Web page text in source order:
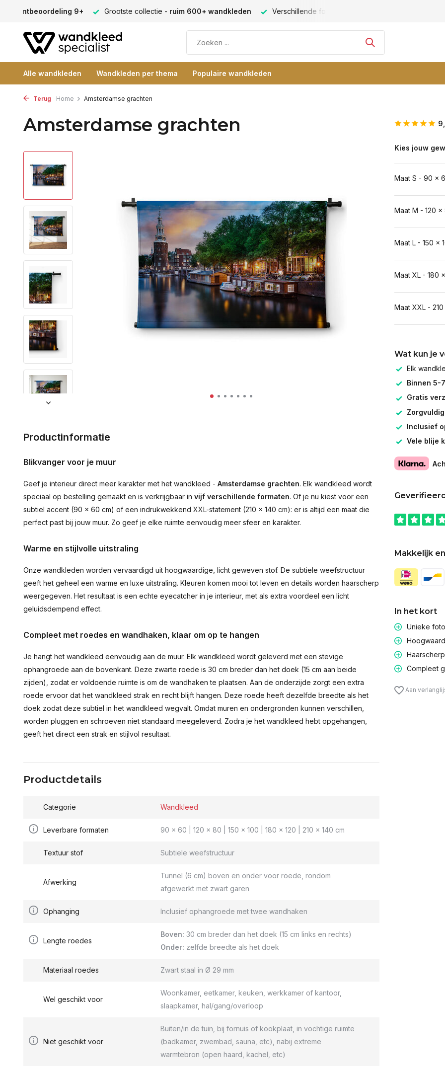
klantbeoordeling 9+ Grootste collectie - ruim 600+ wandkleden Verschillende formaten -
Alle wandkleden Wandkleden per thema Populaire wandkleden
Terug Home Amsterdamse grachten
Amsterdamse grachten
Productinformatie
Blikvanger voor je muur
Geef je interieur direct meer karakter met het wandkleed - Amsterdamse grachten. Elk wandkleed wordt
speciaal op bestelling gemaakt en is verkrijgbaar in vijf verschillende formaten. Of je nu kiest voor een
subtiel accent (90 × 60 cm) of een indrukwekkend XXL-statement (210 × 140 cm): er is altijd een maat die
perfect past bij jouw muur. Zo geef je elke ruimte eenvoudig meer sfeer en karakter.
Warme en stijlvolle uitstraling
Onze wandkleden worden vervaardigd uit hoogwaardige, licht geweven stof. De subtiele weefstructuur
geeft het geheel een warme en luxe uitstraling. Kleuren komen mooi tot leven en details worden haarscherp
weergegeven. Het resultaat is een echte eyecatcher in je interieur, met als extra voordeel een licht
geluidsdempend effect.
Compleet met roedes en wandhaken, klaar om op te hangen
Je hangt het wandkleed eenvoudig aan de muur. Elk wandkleed wordt geleverd met een stevige
ophangroede aan de bovenkant. Deze zwarte roede is 30 cm breder dan het doek (15 cm aan beide
zijden), zodat er voldoende ruimte is om de wandhaken te plaatsen. Aan de onderzijde zorgt een extra
roede ervoor dat het wandkleed strak en recht blijft hangen. Deze roede heeft dezelfde breedte als het
doek zodat deze subtiel in het wandkleed wegvalt. Omdat muren en ondergronden kunnen verschillen,
worden pluggen en schroeven niet standaard meegeleverd. Zodra je het wandkleed hebt opgehangen,
geeft het direct een strak en stijlvol resultaat.
Productdetails
Categorie Wandkleed
Leverbare formaten 90 x 60 | 120 x 80 | 150 x 100 | 180 x 120 | 210 x 140 cm
Textuur stof Subtiele weefstructuur
Afwerking
Tunnel (6 cm) boven en onder voor roede, rondom
afgewerkt met zwart garen
Ophanging Inclusief ophangroede met twee wandhaken
Lengte roedes
Boven: 30 cm breder dan het doek (15 cm links en rechts)
Onder: zelfde breedte als het doek
Materiaal roedes Zwart staal in Ø 29 mm
Wel geschikt voor
Woonkamer, eetkamer, keuken, werkkamer of kantoor,
slaapkamer, hal/gang/overloop
Niet geschikt voor
Buiten/in de tuin, bij fornuis of kookplaat, in vochtige ruimte
(badkamer, zwembad, sauna, etc), nabij extreme
warmtebron (open haard, kachel, etc)
Kies jouw
Maat S - 90 x
Maat M - 120 x
Maat L - 150 x
Maat XL - 180
Maat XXL -
Wat kun je
Elk
Binnen 5-
Gratis
Inclusief
Vele blije
Makkelijk
In het kort
Unieke
Compleet
Aan